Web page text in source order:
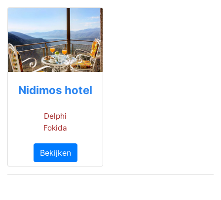
Nidimos hotel
Delphi
Fokida
Bekijken